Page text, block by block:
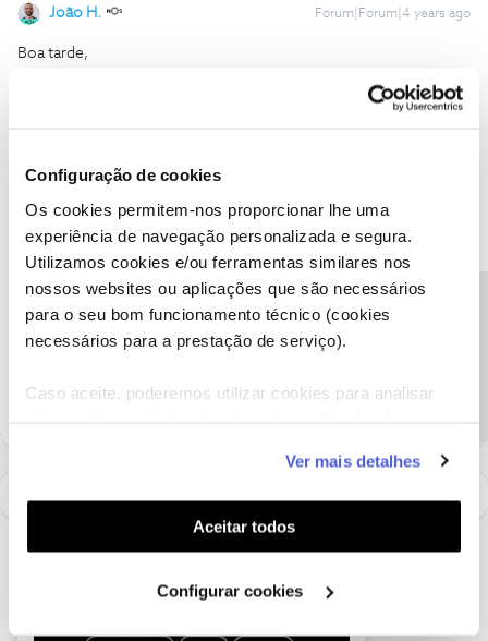
Configuração de cookies
Os cookies permitem-nos proporcionar lhe uma
experiência de navegação personalizada e segura.
Utilizamos cookies e/ou ferramentas similares nos
nossos websites ou aplicações que são necessários
para o seu bom funcionamento técnico (cookies
necessários para a prestação de serviço).
Caso aceite, poderemos utilizar cookies para analisar
funcionalidades (cookies de personalização e
funcionalidade) e adaptar anúncios aos seus interesses
(cookies de publicidade personalizada). Pode gerir a
utilização dos cookies clicando em "Configurar
Ver mais detalhes
Aceitar todos
Configurar cookies
João H. Forum|Forum|4 years ago
Boa tarde,
disponíveis para ajudar.
Obrigado
Ajude a comunidade a encontrar informação relevante. Marque
como "Melhor Resposta" e faça "Like" nos melhores comentários.
Siga os perfis da moderação, através da opção "Seguir", para estar
sempre a par das ultimas novidades.